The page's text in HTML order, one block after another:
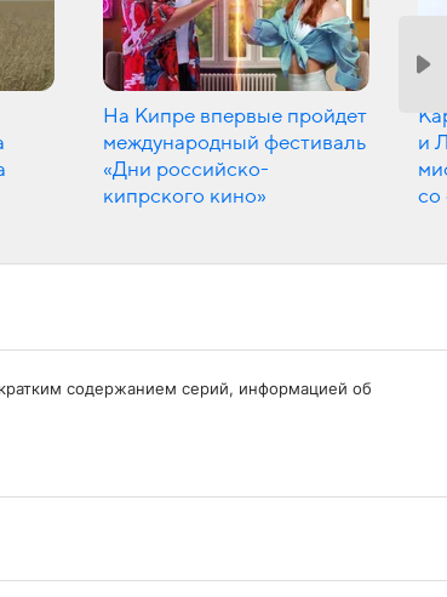
На Кипре впервые пройдет
международный фестиваль
«Дни российско-
кипрского кино»
и
со
содержанием серий, информацией об